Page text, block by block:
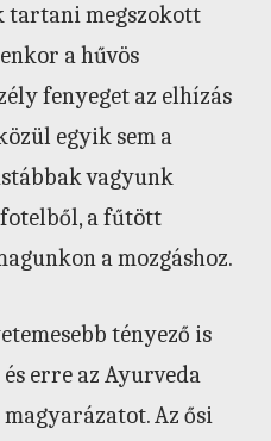
tartani megszokott
a hűvös
fenyeget az elhízás
egyik sem a
vagyunk
a fűtött
a mozgáshoz.
tényező is
erre az Ayurveda
Az ősi